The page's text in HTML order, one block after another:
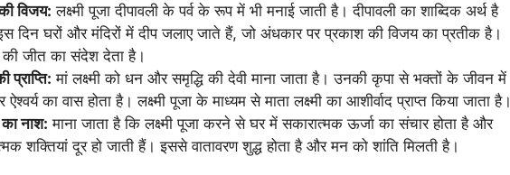
विजय: लक्ष्मी पूजा दीपावली के पर्व के रूप में भी मनाई जाती है। दीपावली का शाब्दिक अर्थ है
दिन घरों और मंदिरों में दीप जलाए जाते हैं, जो अंधकार पर प्रकाश की विजय का प्रतीक है।
की जीत का संदेश देता है।
प्राप्ति: मां लक्ष्मी को धन और समृद्धि की देवी माना जाता है। उनकी कृपा से भक्तों के जीवन में
का वास होता है। लक्ष्मी पूजा के माध्यम से माता लक्ष्मी का आशीर्वाद प्राप्त किया जाता है।
नाश: माना जाता है कि लक्ष्मी पूजा करने से घर में सकारात्मक ऊर्जा का संचार होता है और
शक्तियां दूर हो जाती हैं। इससे वातावरण शुद्ध होता है और मन को शांति मिलती है।